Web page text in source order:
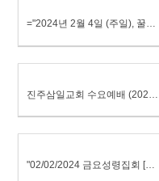
="2024년 2월 4일 (주일), 꿀송이보약QT (레23-25)
"02/02/2024 금요성령집회 [설교 : 한진환 목사]" 온천교회